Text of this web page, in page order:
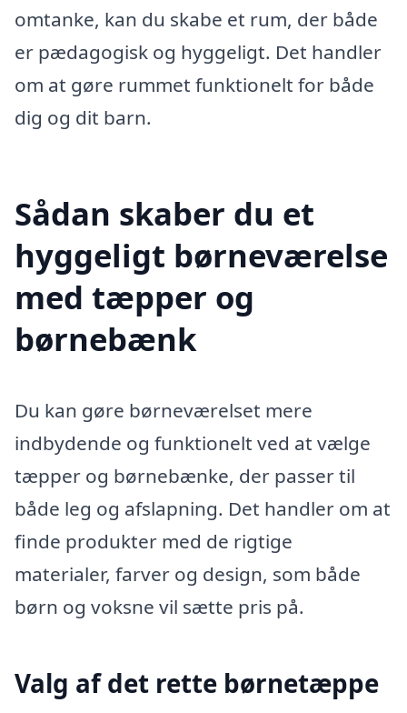
omtanke, kan du skabe et rum, der både
er pædagogisk og hyggeligt. Det handler
om at gøre rummet funktionelt for både
dig og dit barn.
Sådan skaber du et
hyggeligt børneværelse
med tæpper og
børnebænk
Du kan gøre børneværelset mere
indbydende og funktionelt ved at vælge
tæpper og børnebænke, der passer til
både leg og afslapning. Det handler om at
finde produkter med de rigtige
materialer, farver og design, som både
børn og voksne vil sætte pris på.
Valg af det rette børnetæppe